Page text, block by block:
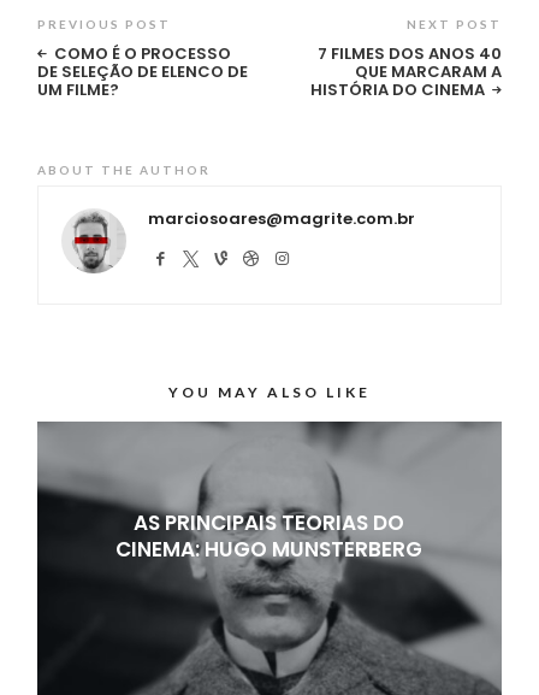
PREVIOUS POST
COMO É O PROCESSO
DE SELEÇÃO DE ELENCO DE
UM FILME?
NEXT POST
7 FILMES DOS ANOS 40
QUE MARCARAM A
HISTÓRIA DO CINEMA
ABOUT THE AUTHOR
marciosoares@magrite.com.br
YOU MAY ALSO LIKE
AS PRINCIPAIS TEORIAS DO
CINEMA: HUGO MUNSTERBERG